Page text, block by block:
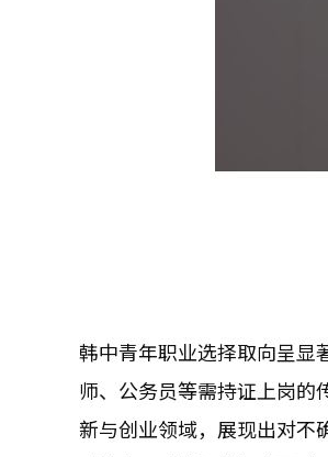
韩中青年职业选择取向呈显
师、公务员等需持证上岗的
新与创业领域，展现出对不